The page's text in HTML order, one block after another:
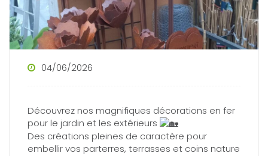
04/06/2026
Découvrez nos magnifiques décorations en fer
pour le jardin et les extérieurs
Des créations pleines de caractère pour
embellir vos parterres, terrasses et coins nature